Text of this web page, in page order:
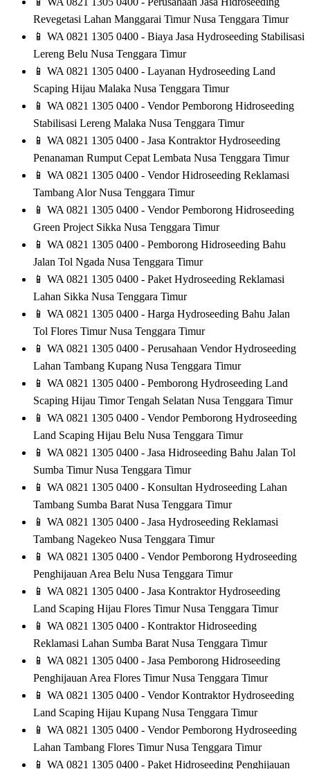
Revegetasi Lahan Manggarai Timur Nusa Tenggara Timur
📱 WA 0821 1305 0400 - Biaya Jasa Hydroseeding Stabilisasi
Lereng Belu Nusa Tenggara Timur
📱 WA 0821 1305 0400 - Layanan Hydroseeding Land
Scaping Hijau Malaka Nusa Tenggara Timur
📱 WA 0821 1305 0400 - Vendor Pemborong Hidroseeding
Stabilisasi Lereng Malaka Nusa Tenggara Timur
📱 WA 0821 1305 0400 - Jasa Kontraktor Hydroseeding
Penanaman Rumput Cepat Lembata Nusa Tenggara Timur
📱 WA 0821 1305 0400 - Vendor Hidroseeding Reklamasi
Tambang Alor Nusa Tenggara Timur
📱 WA 0821 1305 0400 - Vendor Pemborong Hidroseeding
Green Project Sikka Nusa Tenggara Timur
📱 WA 0821 1305 0400 - Pemborong Hidroseeding Bahu
Jalan Tol Ngada Nusa Tenggara Timur
📱 WA 0821 1305 0400 - Paket Hydroseeding Reklamasi
Lahan Sikka Nusa Tenggara Timur
📱 WA 0821 1305 0400 - Harga Hydroseeding Bahu Jalan
Tol Flores Timur Nusa Tenggara Timur
📱 WA 0821 1305 0400 - Perusahaan Vendor Hydroseeding
Lahan Tambang Kupang Nusa Tenggara Timur
📱 WA 0821 1305 0400 - Pemborong Hydroseeding Land
Scaping Hijau Timor Tengah Selatan Nusa Tenggara Timur
📱 WA 0821 1305 0400 - Vendor Pemborong Hydroseeding
Land Scaping Hijau Belu Nusa Tenggara Timur
📱 WA 0821 1305 0400 - Jasa Hidroseeding Bahu Jalan Tol
Sumba Timur Nusa Tenggara Timur
📱 WA 0821 1305 0400 - Konsultan Hydroseeding Lahan
Tambang Sumba Barat Nusa Tenggara Timur
📱 WA 0821 1305 0400 - Jasa Hydroseeding Reklamasi
Tambang Nagekeo Nusa Tenggara Timur
📱 WA 0821 1305 0400 - Vendor Pemborong Hydroseeding
Penghijauan Area Belu Nusa Tenggara Timur
📱 WA 0821 1305 0400 - Jasa Kontraktor Hydroseeding
Land Scaping Hijau Flores Timur Nusa Tenggara Timur
📱 WA 0821 1305 0400 - Kontraktor Hidroseeding
Reklamasi Lahan Sumba Barat Nusa Tenggara Timur
📱 WA 0821 1305 0400 - Jasa Pemborong Hidroseeding
Penghijauan Area Flores Timur Nusa Tenggara Timur
📱 WA 0821 1305 0400 - Vendor Kontraktor Hydroseeding
Land Scaping Hijau Kupang Nusa Tenggara Timur
📱 WA 0821 1305 0400 - Vendor Pemborong Hydroseeding
Lahan Tambang Flores Timur Nusa Tenggara Timur
📱 WA 0821 1305 0400 - Paket Hidroseeding Penghijauan